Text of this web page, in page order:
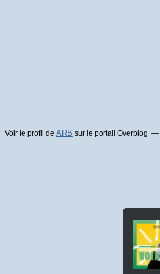
Voir le profil de ARB sur le portail Overblog